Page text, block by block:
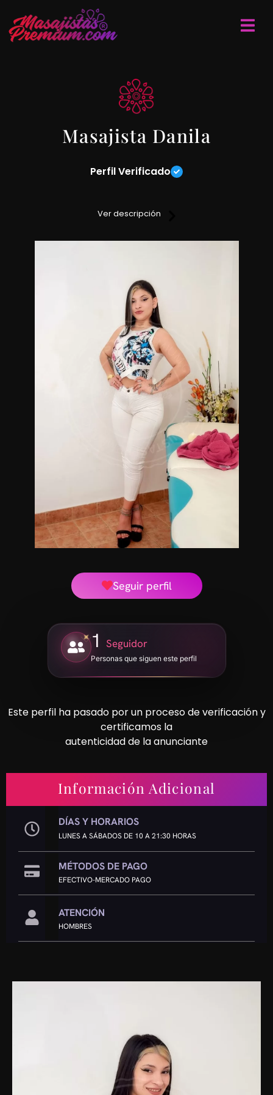
Masajista Danila
Perfil Verificado
deportivos y relajantes donde predomina el profesionalismo,
la higiene y limpieza que vos te mereces. Los turnos se
Importante: NO ATIENDO LLAMADAS
Masajista terapéutica en Buenos Aires.
Ver descripción
Seguir perfil
1 Seguidor
Personas que siguen este perfil
Este perfil ha pasado por un proceso de verificación y
certificamos la
autenticidad de la anunciante
Información Adicional
DÍAS Y HORARIOS
LUNES A SÁBADOS DE 10 A 21:30 HORAS
MÉTODOS DE PAGO
EFECTIVO-MERCADO PAGO
ATENCIÓN
HOMBRES